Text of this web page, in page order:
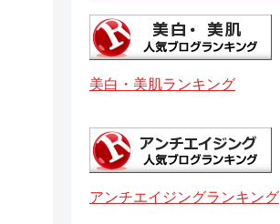
美白・美肌ランキング
アンチエイジングランキング